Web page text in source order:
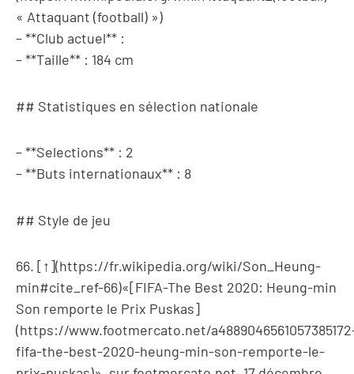
« Attaquant (football) »)
– **Club actuel** :
– **Taille** : 184 cm
## Statistiques en sélection nationale
– **Selections** : 2
– **Buts internationaux** : 8
## Style de jeu
66. [↑](https://fr.wikipedia.org/wiki/Son_Heung-
min#cite_ref-66)«[FIFA-The Best 2020: Heung-min
Son remporte le Prix Puskas]
(https://www.footmercato.net/
fifa-the-best-2020-heung-min-son-remporte-le-